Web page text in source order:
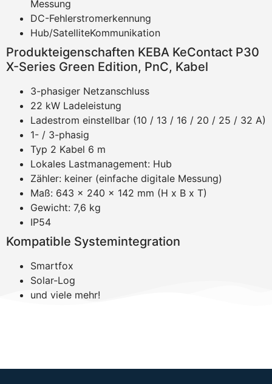
Messung
DC-Fehlerstromerkennung
Hub/SatelliteKommunikation
Produkteigenschaften KEBA KeContact P30
X-Series Green Edition, PnC, Kabel
3-phasiger Netzanschluss
22 kW Ladeleistung
Ladestrom einstellbar (10 / 13 / 16 / 20 / 25 / 32 A)
1- / 3-phasig
Typ 2 Kabel 6 m
Lokales Lastmanagement: Hub
Zähler: keiner (einfache digitale Messung)
Maß: 643 x 240 x 142 mm (H x B x T)
Gewicht: 7,6 kg
IP54
Kompatible Systemintegration
Smartfox
Solar-Log
und viele mehr!